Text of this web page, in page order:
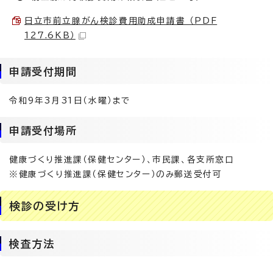
日立市前立腺がん検診費用助成申請書 （PDF
127.6KB）
申請受付期間
令和9年3月31日（水曜）まで
申請受付場所
健康づくり推進課（保健センター）、市民課、各支所窓口
※健康づくり推進課（保健センター）のみ郵送受付可
検診の受け方
検査方法